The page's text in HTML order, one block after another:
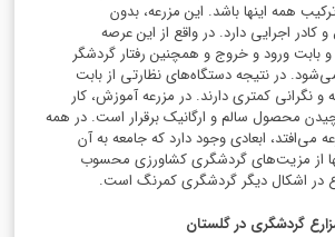
همه اینها باشد. این مزرعه، بدون
اجرایی دارد. در واقع از این عرصه
و بابت ورود و خروج و همچنین رفتار گردشگر
در نتیجه دستگاه‌های نظارتی از بابت
و نگرانی کمتری دارند. در مزرعه آموزش، کار
محصول سالم و ارگانیک برقرار است. در همه
می‌افتد، ابعادی وجود دارد که جامعه به آن
از مزیت‌های گردشگری کشاورزی محسوب
در اشکال دیگر گردشگری کمرنگ است.
گردشگری در گلستان